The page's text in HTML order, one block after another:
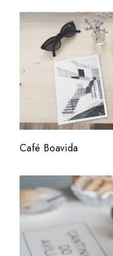
Café Boavida